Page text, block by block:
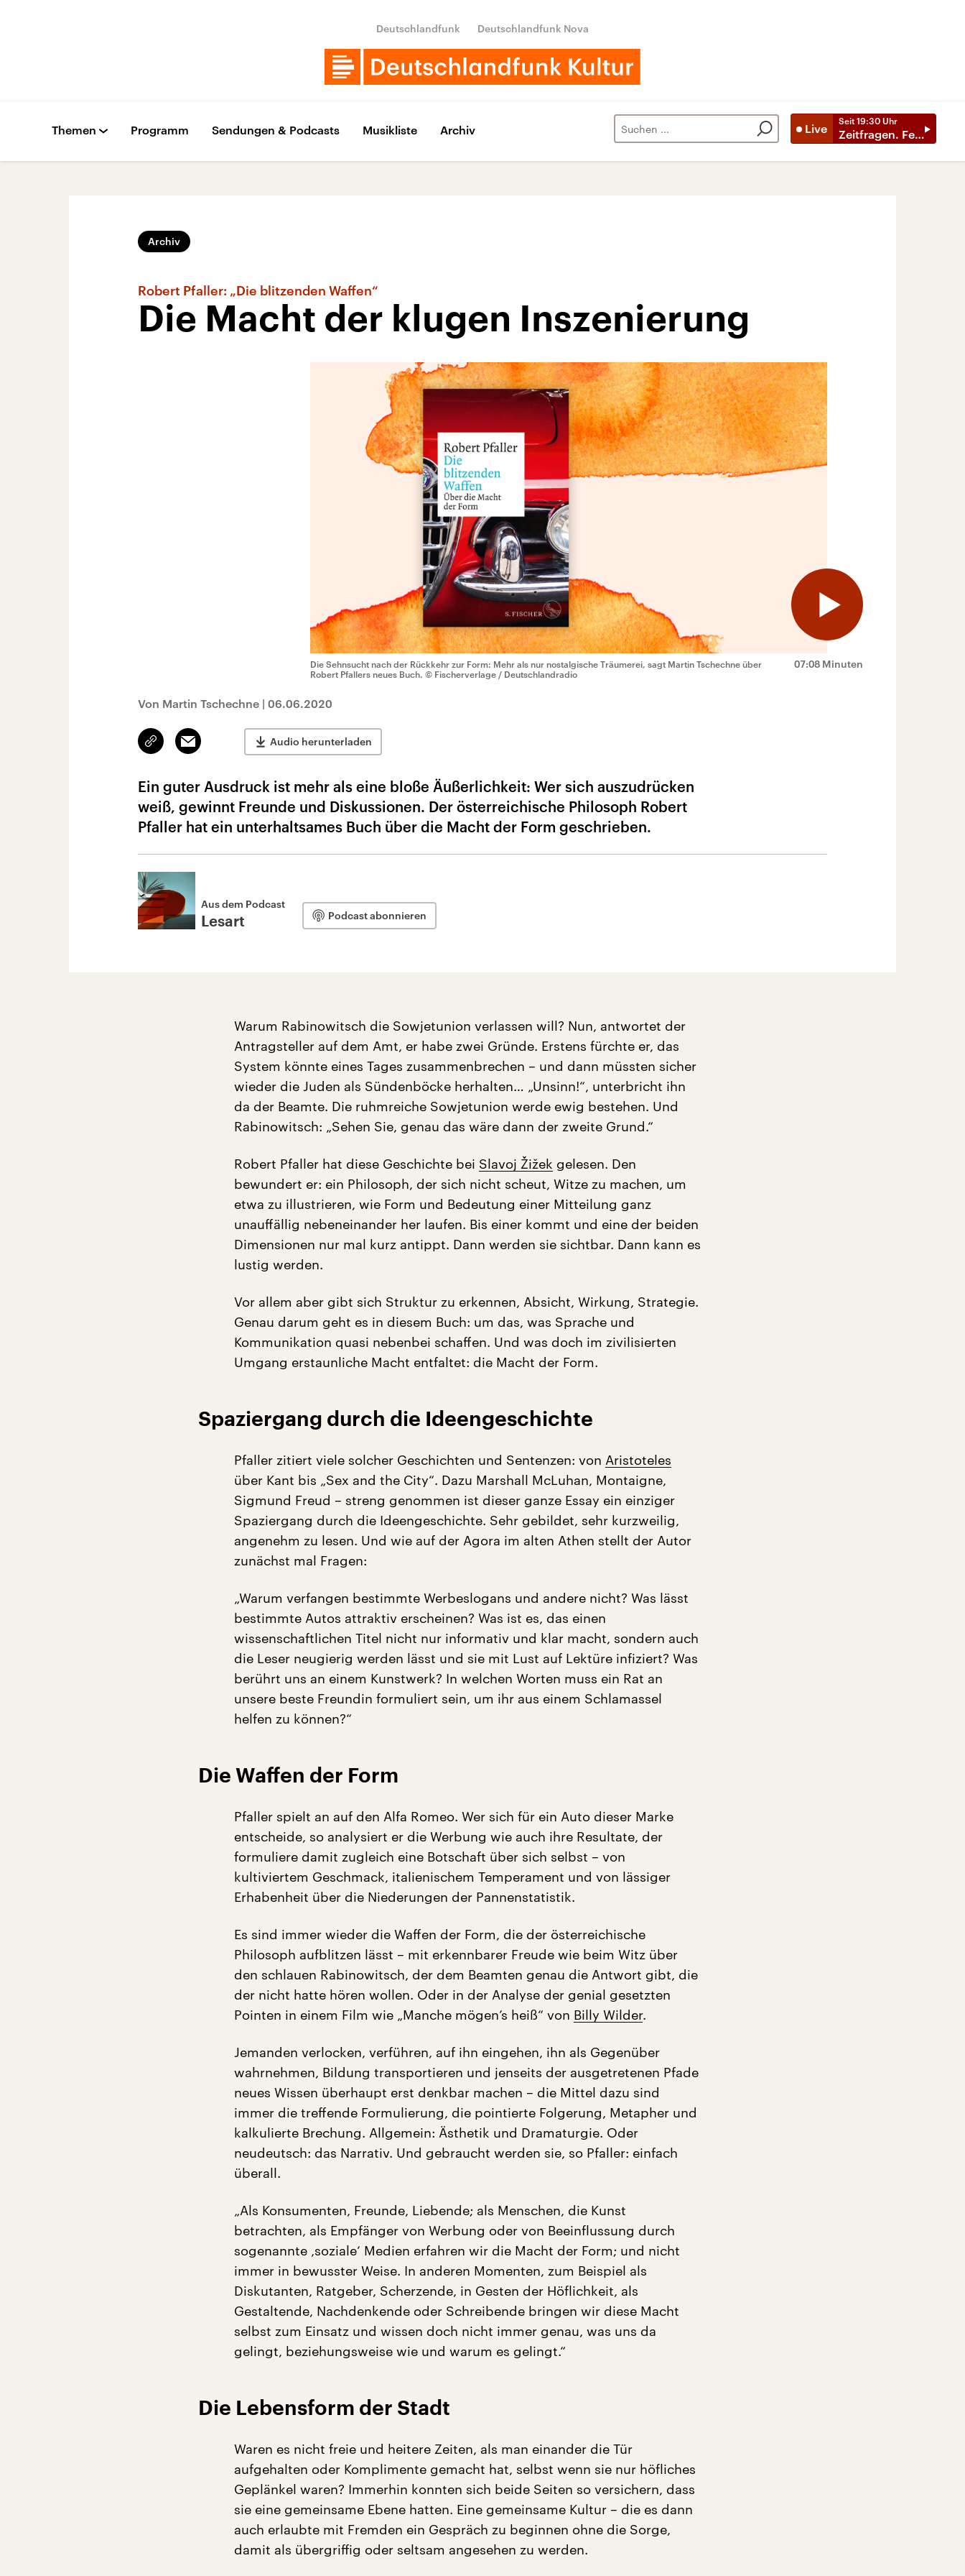
Deutschlandfunk Deutschlandfunk Nova
Live
Seit 19:30 Uhr
Zeitfragen. Feature
Themen Programm Sendungen & Podcasts Musikliste Archiv
Archiv
Robert Pfaller: „Die blitzenden Waffen“
Die Macht der klugen Inszenierung
07:08 Minuten
Die Sehnsucht nach der Rückkehr zur Form: Mehr als nur nostalgische Träumerei, sagt Martin Tschechne über
Robert Pfallers neues Buch. © Fischerverlage / Deutschlandradio
Von Martin Tschechne | 06.06.2020
Link
kopieren/teilen
Email Audio herunterladen
Ein guter Ausdruck ist mehr als eine bloße Äußerlichkeit: Wer sich auszudrücken
weiß, gewinnt Freunde und Diskussionen. Der österreichische Philosoph Robert
Pfaller hat ein unterhaltsames Buch über die Macht der Form geschrieben.
Aus dem Podcast
Lesart Podcast abonnieren
Warum Rabinowitsch die Sowjetunion verlassen will? Nun, antwortet der
Antragsteller auf dem Amt, er habe zwei Gründe. Erstens fürchte er, das
System könnte eines Tages zusammenbrechen – und dann müssten sicher
wieder die Juden als Sündenböcke herhalten… „Unsinn!“, unterbricht ihn
da der Beamte. Die ruhmreiche Sowjetunion werde ewig bestehen. Und
Rabinowitsch: „Sehen Sie, genau das wäre dann der zweite Grund.“
Robert Pfaller hat diese Geschichte bei Slavoj Žižek gelesen. Den
bewundert er: ein Philosoph, der sich nicht scheut, Witze zu machen, um
etwa zu illustrieren, wie Form und Bedeutung einer Mitteilung ganz
unauffällig nebeneinander her laufen. Bis einer kommt und eine der beiden
Dimensionen nur mal kurz antippt. Dann werden sie sichtbar. Dann kann es
lustig werden.
Vor allem aber gibt sich Struktur zu erkennen, Absicht, Wirkung, Strategie.
Genau darum geht es in diesem Buch: um das, was Sprache und
Kommunikation quasi nebenbei schaffen. Und was doch im zivilisierten
Umgang erstaunliche Macht entfaltet: die Macht der Form.
Spaziergang durch die Ideengeschichte
Pfaller zitiert viele solcher Geschichten und Sentenzen: von Aristoteles
über Kant bis „Sex and the City“. Dazu Marshall McLuhan, Montaigne,
Sigmund Freud – streng genommen ist dieser ganze Essay ein einziger
Spaziergang durch die Ideengeschichte. Sehr gebildet, sehr kurzweilig,
angenehm zu lesen. Und wie auf der Agora im alten Athen stellt der Autor
zunächst mal Fragen:
„Warum verfangen bestimmte Werbeslogans und andere nicht? Was lässt
bestimmte Autos attraktiv erscheinen? Was ist es, das einen
wissenschaftlichen Titel nicht nur informativ und klar macht, sondern auch
die Leser neugierig werden lässt und sie mit Lust auf Lektüre infiziert? Was
berührt uns an einem Kunstwerk? In welchen Worten muss ein Rat an
unsere beste Freundin formuliert sein, um ihr aus einem Schlamassel
helfen zu können?“
Die Waffen der Form
Pfaller spielt an auf den Alfa Romeo. Wer sich für ein Auto dieser Marke
entscheide, so analysiert er die Werbung wie auch ihre Resultate, der
formuliere damit zugleich eine Botschaft über sich selbst – von
kultiviertem Geschmack, italienischem Temperament und von lässiger
Erhabenheit über die Niederungen der Pannenstatistik.
Es sind immer wieder die Waffen der Form, die der österreichische
Philosoph aufblitzen lässt – mit erkennbarer Freude wie beim Witz über
den schlauen Rabinowitsch, der dem Beamten genau die Antwort gibt, die
der nicht hatte hören wollen. Oder in der Analyse der genial gesetzten
Pointen in einem Film wie „Manche mögen’s heiß“ von Billy Wilder.
Jemanden verlocken, verführen, auf ihn eingehen, ihn als Gegenüber
wahrnehmen, Bildung transportieren und jenseits der ausgetretenen Pfade
neues Wissen überhaupt erst denkbar machen – die Mittel dazu sind
immer die treffende Formulierung, die pointierte Folgerung, Metapher und
kalkulierte Brechung. Allgemein: Ästhetik und Dramaturgie. Oder
neudeutsch: das Narrativ. Und gebraucht werden sie, so Pfaller: einfach
überall.
„Als Konsumenten, Freunde, Liebende; als Menschen, die Kunst
betrachten, als Empfänger von Werbung oder von Beeinflussung durch
sogenannte ‚soziale‘ Medien erfahren wir die Macht der Form; und nicht
immer in bewusster Weise. In anderen Momenten, zum Beispiel als
Diskutanten, Ratgeber, Scherzende, in Gesten der Höflichkeit, als
Gestaltende, Nachdenkende oder Schreibende bringen wir diese Macht
selbst zum Einsatz und wissen doch nicht immer genau, was uns da
gelingt, beziehungsweise wie und warum es gelingt.“
Die Lebensform der Stadt
Waren es nicht freie und heitere Zeiten, als man einander die Tür
aufgehalten oder Komplimente gemacht hat, selbst wenn sie nur höfliches
Geplänkel waren? Immerhin konnten sich beide Seiten so versichern, dass
sie eine gemeinsame Ebene hatten. Eine gemeinsame Kultur – die es dann
auch erlaubte mit Fremden ein Gespräch zu beginnen ohne die Sorge,
damit als übergriffig oder seltsam angesehen zu werden.